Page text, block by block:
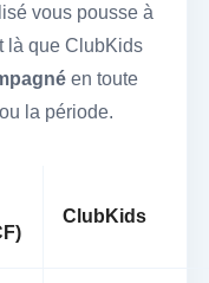
vous pousse à
là que ClubKids
en toute
la période.
ClubKids